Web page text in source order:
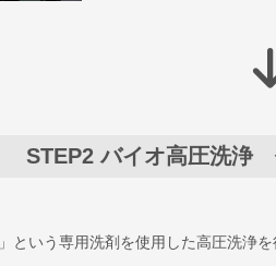
STEP2 バイオ高圧洗浄
という専用洗剤を使用した高圧洗浄を